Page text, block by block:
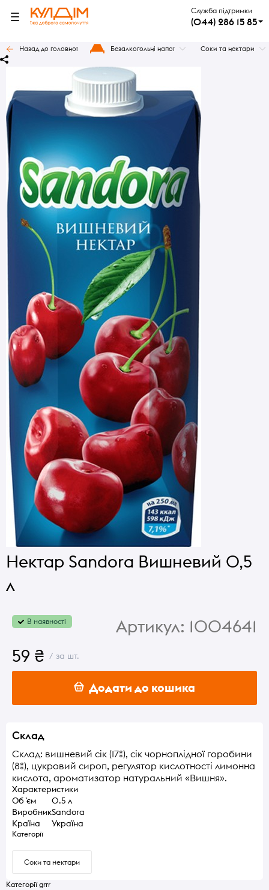
Служба підтримки
(044) 286 15 85
Назад до головної Безалкогольні напої Соки та нектари
Нектар Sandora Вишневий 0,5
л
В наявності Артикул: 1004641
59 ₴ / за шт.
Додати до кошика
Склад
Склад: вишневий сік (17%), сік чорноплідної горобини
(8%), цукровий сироп, регулятор кислотності лимонна
кислота, ароматизатор натуральний «Вишня».
Характеристики
Об `єм
0.5 л
ВиробникSandora
Країна
Україна
Категорії
Соки та нектари
Категорії grrr